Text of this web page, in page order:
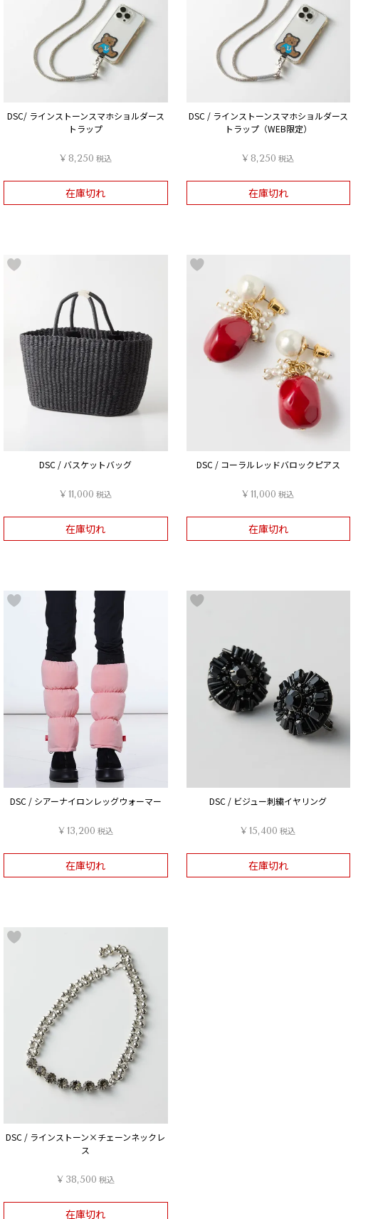
DSC/ ラインストーンスマホショルダース
トラップ
¥8,250 税込
在庫切れ
DSC / ラインストーンスマホショルダース
トラップ（WEB限定）
¥8,250 税込
在庫切れ
DSC / バスケットバッグ
¥11,000 税込
在庫切れ
DSC / コーラルレッドバロックピアス
¥11,000 税込
在庫切れ
DSC / シアーナイロンレッグウォーマー
¥13,200 税込
在庫切れ
DSC / ビジュー刺繍イヤリング
¥15,400 税込
在庫切れ
DSC / ラインストーン×チェーンネックレ
ス
¥ 38,500 税込
在庫切れ